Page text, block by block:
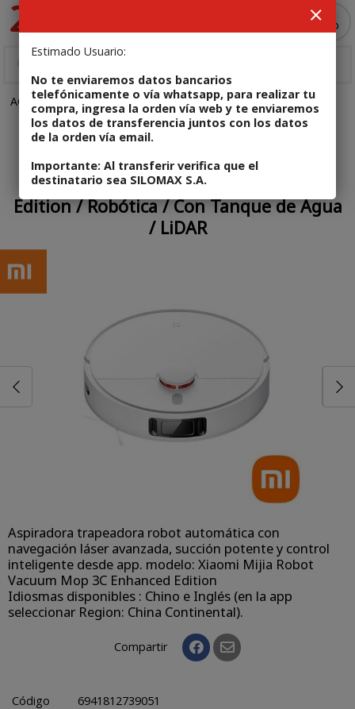
Estimado Usuario:
No te enviaremos datos bancarios
telefónicamente o vía whatsapp, para realizar tu
compra, ingresa la orden vía web y te enviaremos
los datos de transferencia juntos con los datos
de la orden vía email.
Importante: Al transferir verifica que el
destinatario sea SILOMAX S.A.
Enviar
ACCESORIOS Otros Código: 6941812739051
Aspiradora Trapeadora Inteligente
Xiaomi Mijia Robot Mop 3C Enhanced
Edition / Robótica / Con Tanque de Agua
/ LiDAR
Aspiradora trapeadora robot automática con
navegación láser avanzada, succión potente y control
inteligente desde app. modelo: Xiaomi Mijia Robot
Vacuum Mop 3C Enhanced Edition
Idiosmas disponibles : Chino e Inglés (en la app
seleccionar Region: China Continental).
Compartir
Código
6941812739051